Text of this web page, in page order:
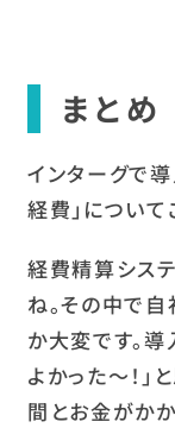
まとめ
インターグで
経費」について
経費精算シス
ね。その中で
か大変です。
よかった〜！」
間とお金がかか